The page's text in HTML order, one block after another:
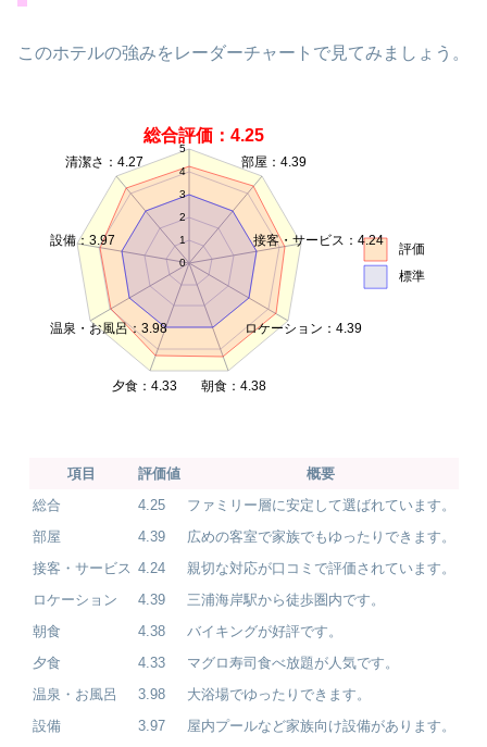
このホテルの強みをレーダーチャートで見てみましょう。
0
1
2
3
4
5
総合評価：4.25
部屋：4.39
接客・サービス：4.24
ロケーション：4.39
朝食：4.38
夕食：4.33
温泉・お風呂：3.98
設備：3.97
清潔さ：4.27
評価
標準
項目 評価値
概要
総合
4.25
ファミリー層に安定して選ばれています。
部屋
4.39
広めの客室で家族でもゆったりできます。
接客・サービス 4.24
親切な対応が口コミで評価されています。
ロケーション
4.39
三浦海岸駅から徒歩圏内です。
朝食
4.38
バイキングが好評です。
夕食
4.33
マグロ寿司食べ放題が人気です。
温泉・お風呂
3.98
大浴場でゆったりできます。
設備
3.97
屋内プールなど家族向け設備があります。